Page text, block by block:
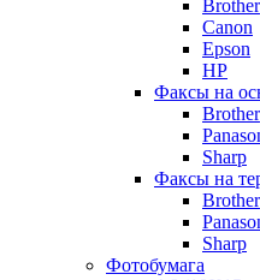
Brother
Canon
Epson
HP
Факсы на
Brother
Sharp
Факсы на
Brother
Sharp
Фотобумага